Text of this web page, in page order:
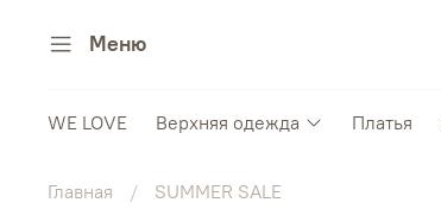
Меню
WE LOVE Верхняя одежда Платья
Главная SUMMER SALE